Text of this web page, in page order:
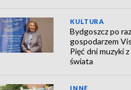
KULTURA
Bydgoszcz po
gospodarzem
Pięć dni muzyki z
świata
INNE